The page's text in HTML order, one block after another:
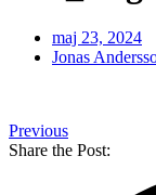
maj 23, 2024
Jonas
Previous
Share the Post: